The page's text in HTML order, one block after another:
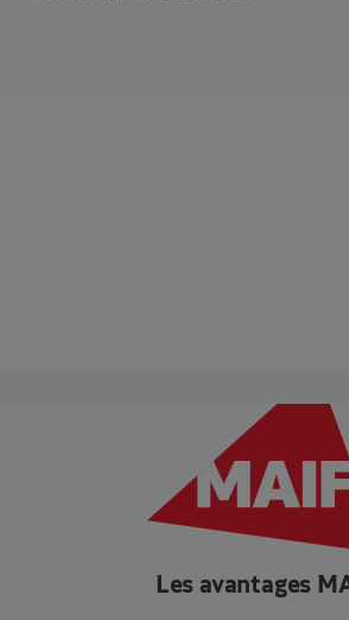
Les avantages